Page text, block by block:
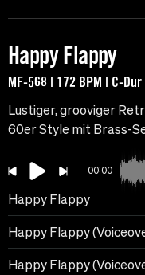
Happy Flappy
MF-568 | 172 BPM | C-Dur
Lustiger, grooviger
60er Style mit Brass-
00:00
Happy Flappy
Happy Flappy
Happy Flappy